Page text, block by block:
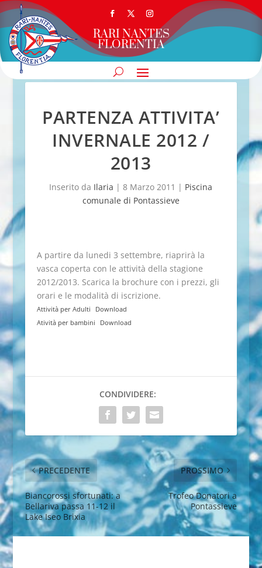
RARI NANTES
FLORENTIA
PARTENZA ATTIVITA’
INVERNALE 2012 /
2013
Inserito da Ilaria |8 Marzo 2011 | Piscina
comunale di Pontassieve
A partire da lunedi 3 settembre, riaprirà la
vasca coperta con le attività della stagione
2012/2013. Scarica la brochure con i prezzi, gli
orari e le modalità di iscrizione.
Attività per Adulti
Download
Atività per bambini
Download
CONDIVIDERE:
PRECEDENTE
Biancorossi sfortunati: a
Bellariva passa 11-12 il
Lake Iseo Brixia
PROSSIMO
Trofeo Donatori a
Pontassieve